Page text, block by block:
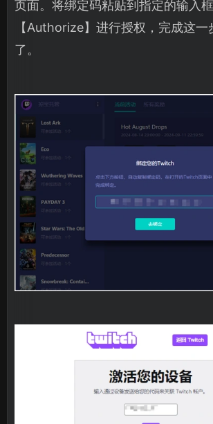
页面。将绑定码粘贴到指定的输入
【Authorize】进行授权，完成这
了。